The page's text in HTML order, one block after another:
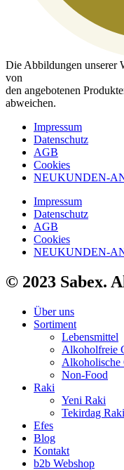
Die Abbildungen unserer
von
den angebotenen
abweichen.
Impressum
Datenschutz
AGB
Cookies
NEUKUNDEN-
Impressum
Datenschutz
AGB
Cookies
NEUKUNDEN-
© 2023 Sabex.
Über uns
Sortiment
Lebensmittel
Alkoholfreie
Alkoholische
Non-Food
Raki
Yeni Raki
Tekirdag Raki
Efes
Blog
Kontakt
b2b Webshop